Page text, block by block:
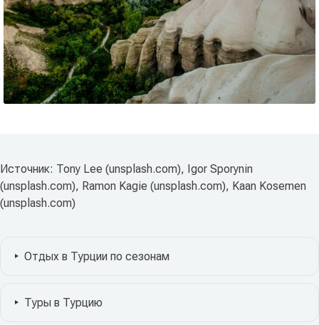
Источник: Tony Lee (unsplash.com), Igor Sporynin
(unsplash.com), Ramon Kagie (unsplash.com), Kaan Kosemen
(unsplash.com)
Отдых в Турции по сезонам
Туры в Турцию